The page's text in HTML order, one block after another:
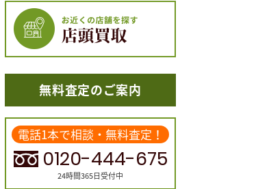
無料査定のご案内
電話1本で相談・無料査定！
0120-444-675
24時間365日受付中